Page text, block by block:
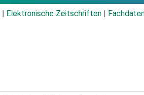
Elektronische Zeitschriften